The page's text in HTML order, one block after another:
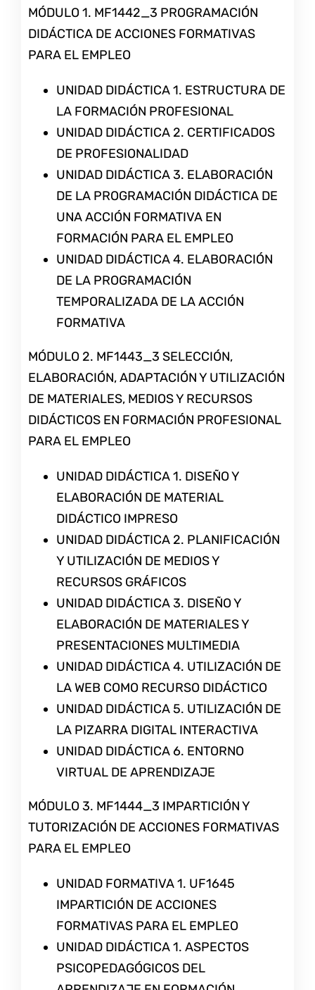
MÓDULO 1. MF1442_3 PROGRAMACIÓN
DIDÁCTICA DE ACCIONES FORMATIVAS
PARA EL EMPLEO
UNIDAD DIDÁCTICA 1. ESTRUCTURA DE
LA FORMACIÓN PROFESIONAL
UNIDAD DIDÁCTICA 2. CERTIFICADOS
DE PROFESIONALIDAD
UNIDAD DIDÁCTICA 3. ELABORACIÓN
DE LA PROGRAMACIÓN DIDÁCTICA DE
UNA ACCIÓN FORMATIVA EN
FORMACIÓN PARA EL EMPLEO
UNIDAD DIDÁCTICA 4. ELABORACIÓN
DE LA PROGRAMACIÓN
TEMPORALIZADA DE LA ACCIÓN
FORMATIVA
MÓDULO 2. MF1443_3 SELECCIÓN,
ELABORACIÓN, ADAPTACIÓN Y UTILIZACIÓN
DE MATERIALES, MEDIOS Y RECURSOS
DIDÁCTICOS EN FORMACIÓN PROFESIONAL
PARA EL EMPLEO
UNIDAD DIDÁCTICA 1. DISEÑO Y
ELABORACIÓN DE MATERIAL
DIDÁCTICO IMPRESO
UNIDAD DIDÁCTICA 2. PLANIFICACIÓN
Y UTILIZACIÓN DE MEDIOS Y
RECURSOS GRÁFICOS
UNIDAD DIDÁCTICA 3. DISEÑO Y
ELABORACIÓN DE MATERIALES Y
PRESENTACIONES MULTIMEDIA
UNIDAD DIDÁCTICA 4. UTILIZACIÓN DE
LA WEB COMO RECURSO DIDÁCTICO
UNIDAD DIDÁCTICA 5. UTILIZACIÓN DE
LA PIZARRA DIGITAL INTERACTIVA
UNIDAD DIDÁCTICA 6. ENTORNO
VIRTUAL DE APRENDIZAJE
MÓDULO 3. MF1444_3 IMPARTICIÓN Y
TUTORIZACIÓN DE ACCIONES FORMATIVAS
PARA EL EMPLEO
UNIDAD FORMATIVA 1. UF1645
IMPARTICIÓN DE ACCIONES
FORMATIVAS PARA EL EMPLEO
UNIDAD DIDÁCTICA 1. ASPECTOS
PSICOPEDAGÓGICOS DEL